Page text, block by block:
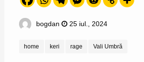
bogdan 25 iul., 2024
home keri rage Vali Umbră